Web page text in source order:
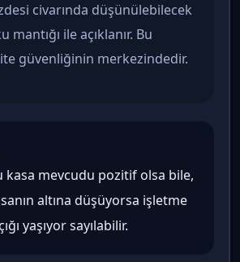
civarında düşünülebilecek
mantığı ile açıklanır. Bu
güvenliğinin merkezindedir.
kasa mevcudu pozitif olsa bile,
altına düşüyorsa işletme
yaşıyor sayılabilir.